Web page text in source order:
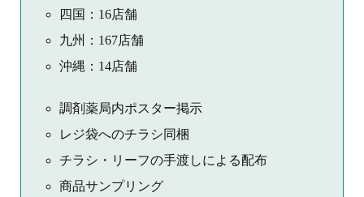
四国：16店舗
九州：167店舗
沖縄：14店舗
調剤薬局内ポスター掲示
レジ袋へのチラシ同梱
チラシ・リーフの手渡しによる配布
商品サンプリング